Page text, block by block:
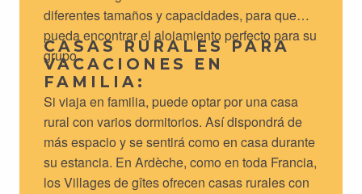
diferentes tamaños y capacidades, para que
pueda encontrar el alojamiento perfecto para su
grupo.
CASAS RURALES PARA
VACACIONES EN
FAMILIA:
Si viaja en familia, puede optar por una casa
rural con varios dormitorios. Así dispondrá de
más espacio y se sentirá como en casa durante
su estancia. En Ardèche, como en toda Francia,
los Villages de gîtes ofrecen casas rurales con